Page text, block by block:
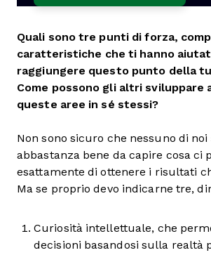
Quali sono tre punti di forza,
caratteristiche che ti hanno
raggiungere questo punto della
Come possono gli altri sviluppare
queste aree in sé stessi?
Non sono sicuro che nessuno di noi
abbastanza bene da capire cosa ci
esattamente di ottenere i risultati
Ma se proprio devo indicarne tre,
Curiosità intellettuale, che
decisioni basandosi sulla realtà